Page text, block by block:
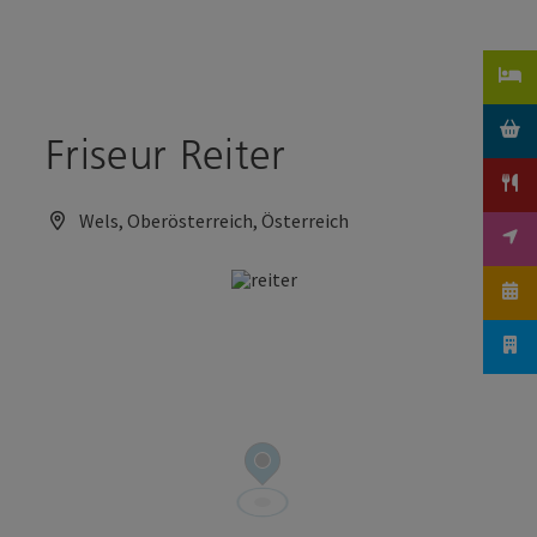
Friseur Reiter
Wels, Oberösterreich, Österreich